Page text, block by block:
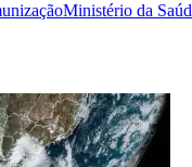
Ministério da